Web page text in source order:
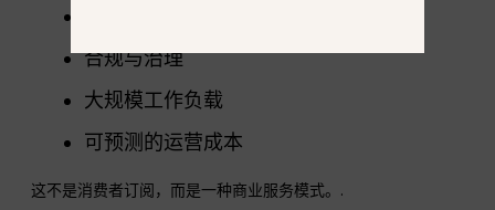
合规与治理
大规模工作负载
可预测的运营成本
这不是消费者订阅，而是一种商业服务模式。.